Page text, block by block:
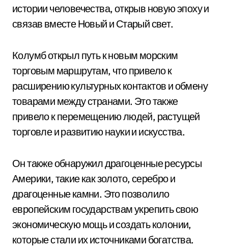
истории человечества, открыв новую эпоху и
связав вместе Новый и Старый свет.
Колумб открыл путь к новым морским
торговым маршрутам, что привело к
расширению культурных контактов и обмену
товарами между странами. Это также
привело к перемещению людей, растущей
торговле и развитию науки и искусства.
Он также обнаружил драгоценные ресурсы
Америки, такие как золото, серебро и
драгоценные камни. Это позволило
европейским государствам укрепить свою
экономическую мощь и создать колонии,
которые стали их источниками богатства.